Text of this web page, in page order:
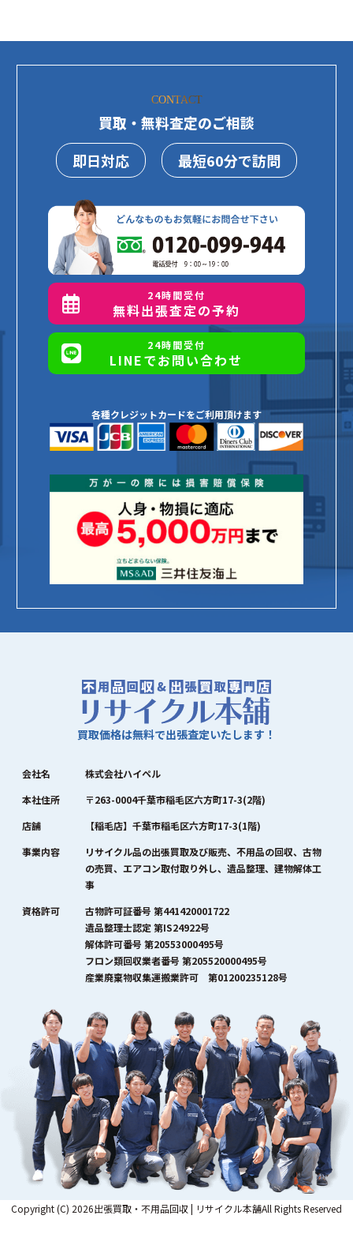
CONTACT
買取・無料査定のご相談
即日対応
最短60分で訪問
24時間受付
無料出張査定の予約
24時間受付
LINEでお問い合わせ
各種クレジットカードをご利用頂けます
買取価格は無料で出張査定いたします！
会社名
株式会社ハイペル
本社住所
〒263-0004千葉市稲毛区六方町17-3(2階)
店舗
【稲毛店】千葉市稲毛区六方町17-3(1階)
事業内容
リサイクル品の出張買取及び販売、不用品の回収、古物
の売買、エアコン取付取り外し、遺品整理、建物解体工
事
資格許可
古物許可証番号 第441420001722
遺品整理士認定 第IS24922号
解体許可番号 第20553000495号
フロン類回収業者番号 第205520000495号
産業廃棄物収集運搬業許可 第01200235128号
Copyright (C) 2026出張買取・不用品回収 | リサイクル本舗All Rights Reserved